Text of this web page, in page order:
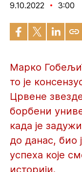
9.10.2022 3:00
Марко
то је
Црвене
борбени
када је
до данас, био
успеха које
историји.